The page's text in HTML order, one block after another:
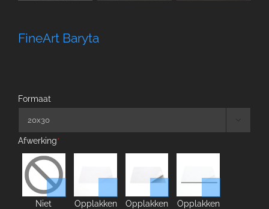
FineArt Baryta
Formaat
*
Afwerking
Niet
Opplakken
Opplakken
Opplakken